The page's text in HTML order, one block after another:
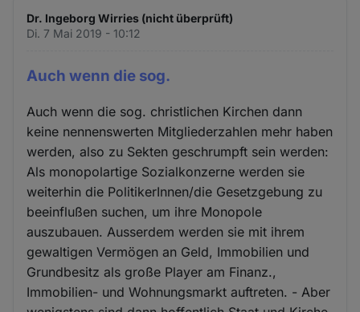
Dr. Ingeborg Wirries (nicht überprüft)
Di. 7 Mai 2019 - 10:12
Auch wenn die sog.
Auch wenn die sog. christlichen Kirchen dann
keine nennenswerten Mitgliederzahlen mehr haben
werden, also zu Sekten geschrumpft sein werden:
Als monopolartige Sozialkonzerne werden sie
weiterhin die PolitikerInnen/die Gesetzgebung zu
beeinflußen suchen, um ihre Monopole
auszubauen. Ausserdem werden sie mit ihrem
gewaltigen Vermögen an Geld, Immobilien und
Grundbesitz als große Player am Finanz.,
Immobilien- und Wohnungsmarkt auftreten. - Aber